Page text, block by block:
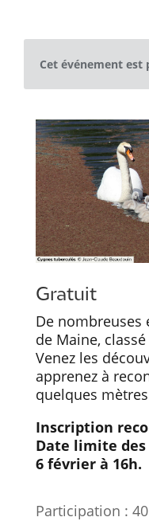
Cet événement est
Gratuit
De nombreuses
de Maine,
Venez les
apprenez à
quelques
Inscription
Date limite
6 février à 16h.
Participation :